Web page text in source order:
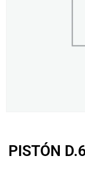
PISTÓN